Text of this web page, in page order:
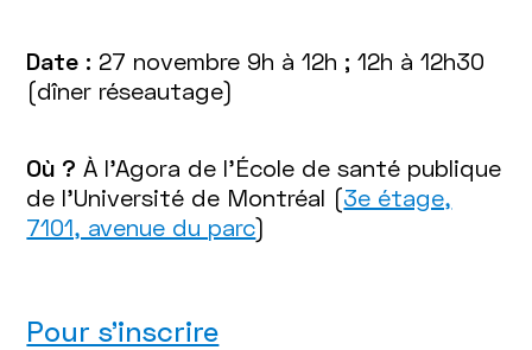
Date : 27 novembre 9h à 12h ; 12h à 12h30
(dîner réseautage)
Où ?À l'Agora de l'École de santé publique
de l'Université de Montréal (3e étage,
7101, avenue du parc)
Pour s'inscrire